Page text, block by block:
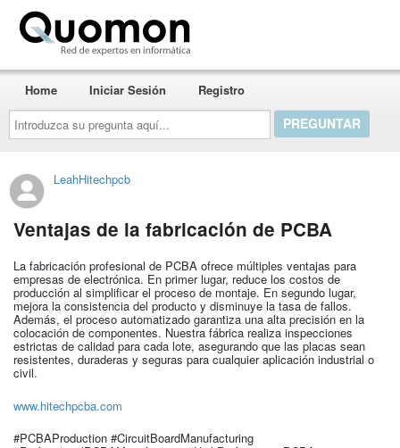
Introduzca
su
pregunta
aquí...
Home Iniciar Sesión Registro
LeahHitechpcb
Ventajas de la fabricación de PCBA
La fabricación profesional de PCBA ofrece múltiples ventajas para
empresas de electrónica. En primer lugar, reduce los costos de
producción al simplificar el proceso de montaje. En segundo lugar,
mejora la consistencia del producto y disminuye la tasa de fallos.
Además, el proceso automatizado garantiza una alta precisión en la
colocación de componentes. Nuestra fábrica realiza inspecciones
estrictas de calidad para cada lote, asegurando que las placas sean
resistentes, duraderas y seguras para cualquier aplicación industrial o
civil.
www.hitechpcba.com
#PCBAProduction #CircuitBoardManufacturing